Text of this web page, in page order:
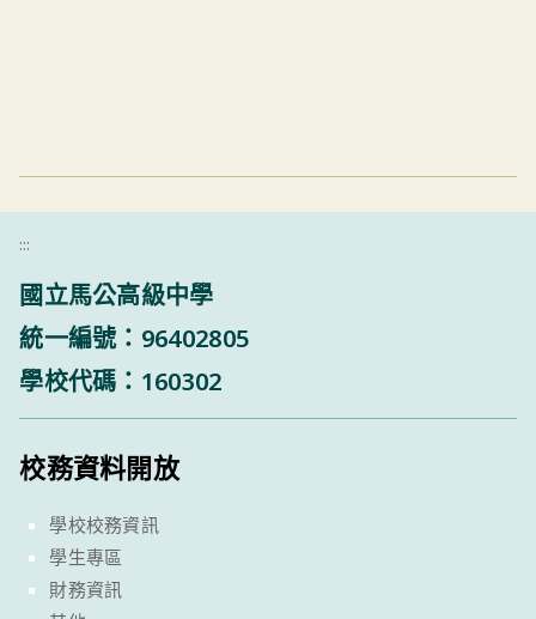
:::
國立馬公高級中學
統一編號：96402805
學校代碼：160302
校務資料開放
學校校務資訊
學生專區
財務資訊